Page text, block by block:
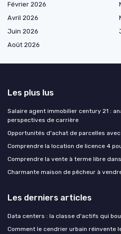
Février 2026
Avril 2026
Juin 2026
Août 2026
Les plus lus
Salaire agent immobilier century 21 :
perspectives de carrière
Opportunités d'achat de parcelles
Comprendre la location de licence 4
Comprendre la vente à terme libre
Charmante maison de pêcheur à
Les derniers articles
Data centers : la classe d'actifs qui
Comment le cendrier urbain réinvente